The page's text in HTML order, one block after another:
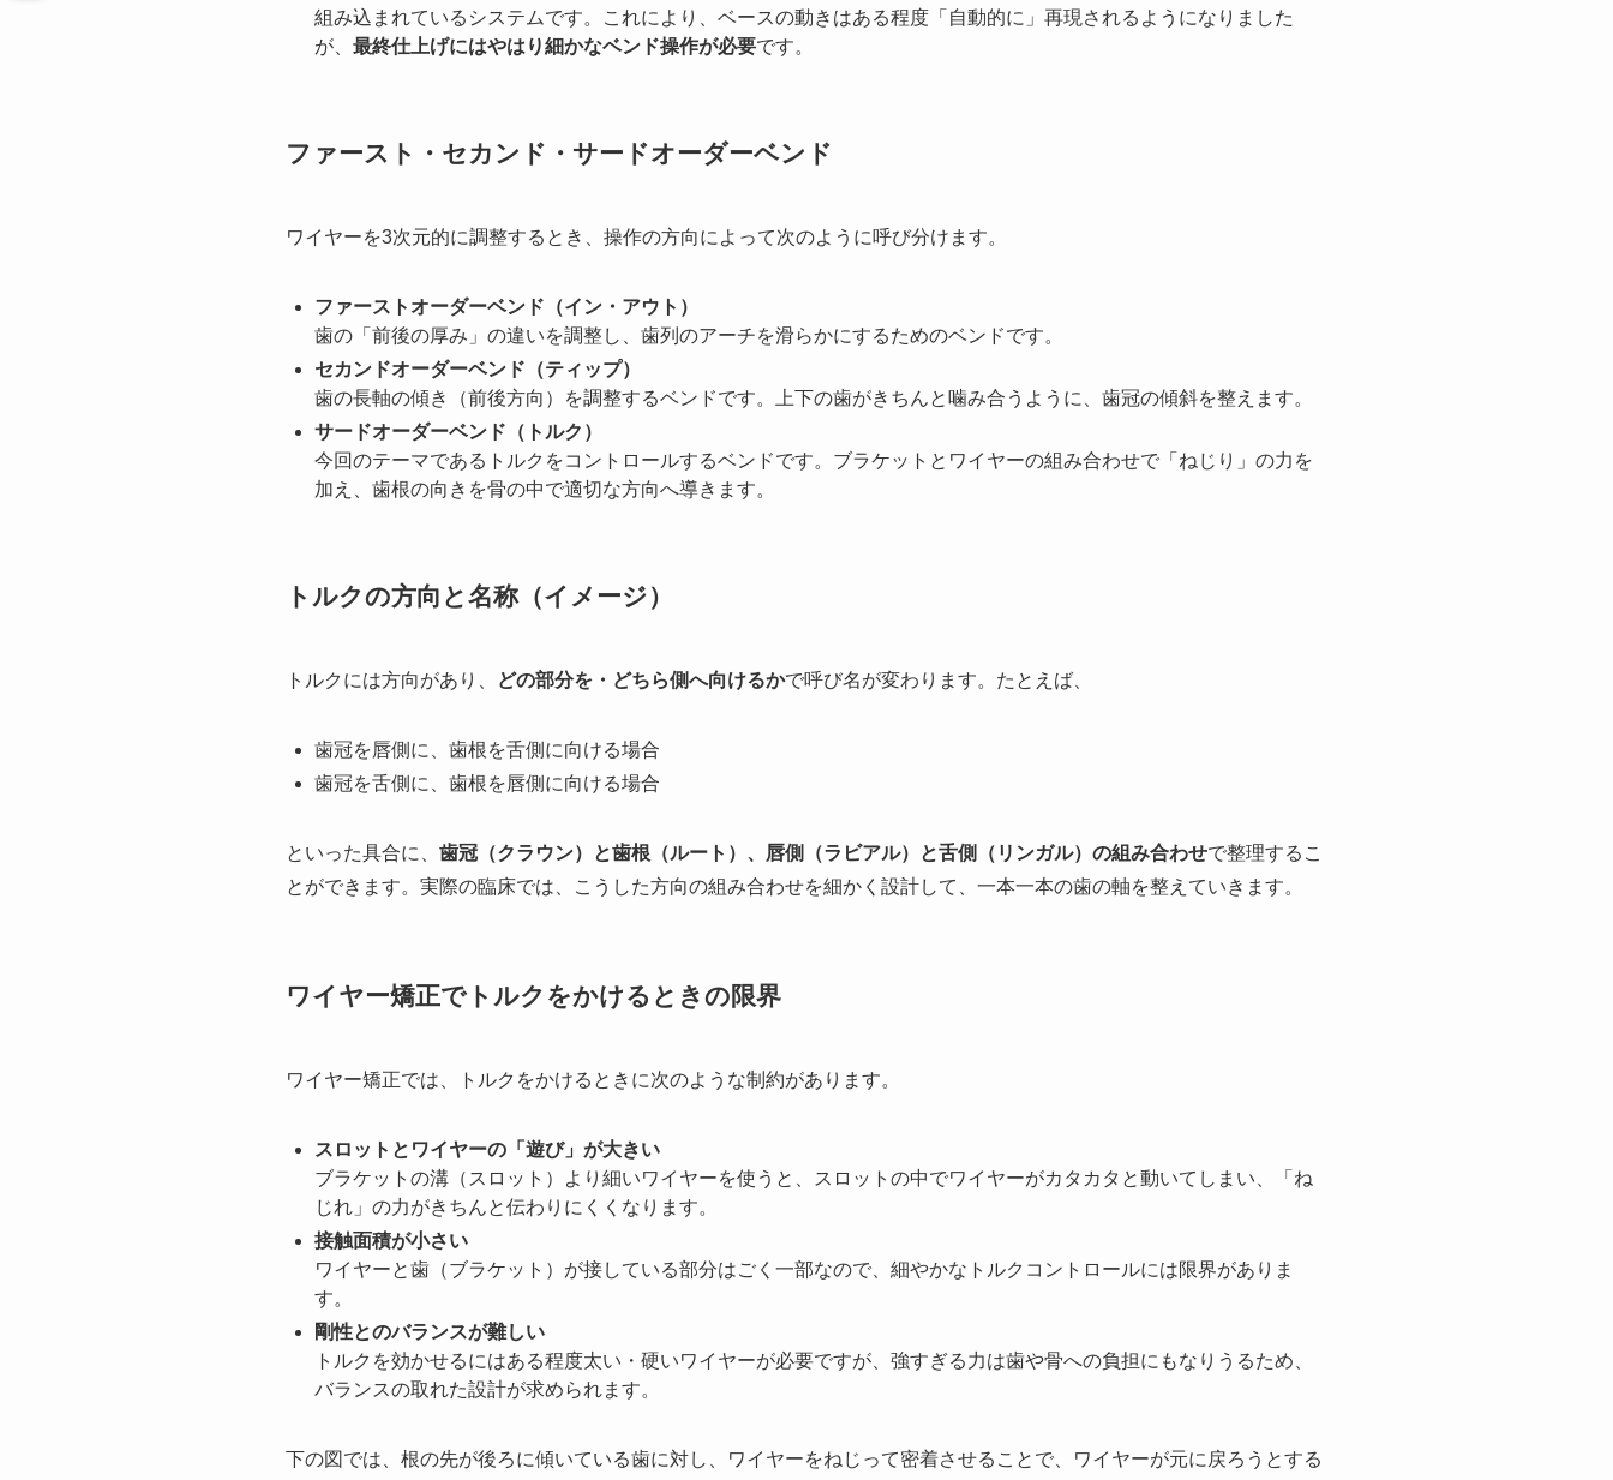
組み込まれているシステムです。これにより、ベースの動きはある程度「自動的に」再現されるようになりました
が、 最終仕上げにはやはり細かなベンド操作が必要です。
ファースト・セカンド・サードオーダーベンド
ワイヤーを3次元的に調整するとき、操作の方向によって次のように呼び分けます。
ファーストオーダーベンド（イン・アウト）
歯の「前後の厚み」の違いを調整し、歯列のアーチを滑らかにするためのベンドです。
セカンドオーダーベンド（ティップ）
歯の長軸の傾き（前後方向）を調整するベンドです。上下の歯がきちんと噛み合うように、歯冠の傾斜を整えます。
サードオーダーベンド（トルク）
今回のテーマであるトルクをコントロールするベンドです。ブラケットとワイヤーの組み合わせで「ねじり」の力を
加え、歯根の向きを骨の中で適切な方向へ導きます。
トルクの方向と名称（イメージ）
トルクには方向があり、 どの部分を・どちら側へ向けるかで呼び名が変わります。たとえば、
歯冠を唇側に、歯根を舌側に向ける場合
歯冠を舌側に、歯根を唇側に向ける場合
といった具合に、 歯冠（クラウン）と歯根（ルート）、唇側（ラビアル）と舌側（リンガル）の組み合わせで整理するこ
とができます。実際の臨床では、こうした方向の組み合わせを細かく設計して、一本一本の歯の軸を整えていきます。
ワイヤー矯正でトルクをかけるときの限界
ワイヤー矯正では、トルクをかけるときに次のような制約があります。
スロットとワイヤーの「遊び」が大きい
ブラケットの溝（スロット）より細いワイヤーを使うと、スロットの中でワイヤーがカタカタと動いてしまい、「ね
じれ」の力がきちんと伝わりにくくなります。
接触面積が小さい
ワイヤーと歯（ブラケット）が接している部分はごく一部なので、細やかなトルクコントロールには限界がありま
す。
剛性とのバランスが難しい
トルクを効かせるにはある程度太い・硬いワイヤーが必要ですが、強すぎる力は歯や骨への負担にもなりうるため、
バランスの取れた設計が求められます。
下の図では、根の先が後ろに傾いている歯に対し、ワイヤーをねじって密着させることで、ワイヤーが元に戻ろうとする